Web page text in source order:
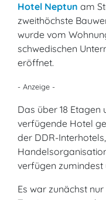
Hotel Neptun am
zweithöchste
wurde vom
schwedischen
eröffnet.
- Anzeige -
Das über 18
verfügende Hotel
der DDR-
verfügen zumindest
Es war zunächst